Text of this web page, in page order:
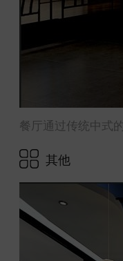
餐厅通过传统中式
其他